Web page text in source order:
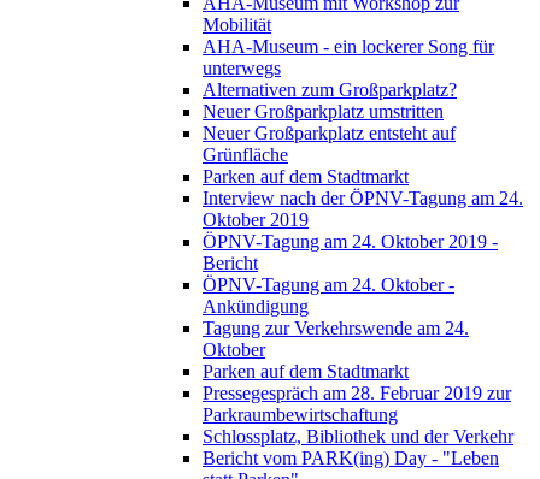
Mobilität
AHA-Museum - ein lockerer Song für
unterwegs
Alternativen zum Großparkplatz?
Neuer Großparkplatz umstritten
Neuer Großparkplatz entsteht auf
Grünfläche
Parken auf dem Stadtmarkt
Interview nach der ÖPNV-Tagung am 24.
Oktober 2019
ÖPNV-Tagung am 24. Oktober 2019 -
Bericht
ÖPNV-Tagung am 24. Oktober -
Ankündigung
Tagung zur Verkehrswende am 24.
Oktober
Parken auf dem Stadtmarkt
Pressegespräch am 28. Februar 2019 zur
Parkraumbewirtschaftung
Schlossplatz, Bibliothek und der Verkehr
Bericht vom PARK(ing) Day - "Leben